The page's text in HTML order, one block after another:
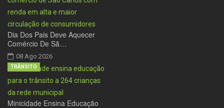
Dia Dos Pais Deve Aquecer
Comércio De Sã…
08 Ago 2026
Minicidade Ensina Educação
TRÂNSITO